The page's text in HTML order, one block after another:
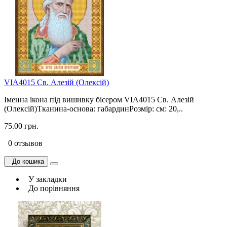
VIA4015 Св. Алезій (Олексій)
Іменна ікона під вишивку бісером VIA4015 Св. Алезій
(Олексій)Тканина-основа: габардинРозмір: см: 20,..
75.00 грн.
0 отзывов
До кошика
У закладки
До порівняння